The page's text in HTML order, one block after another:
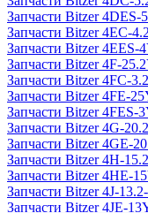
Запчасти Bitzer 4DES-
Запчасти Bitzer 4EC-
Запчасти Bitzer 4EES-
Запчасти Bitzer 4F-
Запчасти Bitzer 4FC-
Запчасти Bitzer 4FE-
Запчасти Bitzer 4FES-
Запчасти Bitzer 4G-
Запчасти Bitzer 4GE-
Запчасти Bitzer 4H-
Запчасти Bitzer 4HE-
Запчасти Bitzer
Запчасти Bitzer 4JE-